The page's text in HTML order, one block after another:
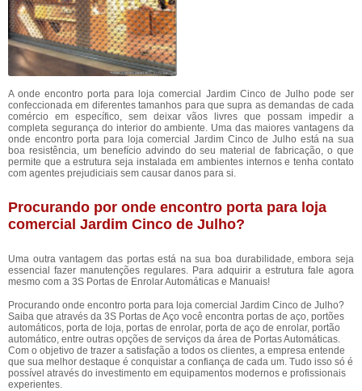
A onde encontro porta para loja comercial Jardim Cinco de Julho pode ser
confeccionada em diferentes tamanhos para que supra as demandas de cada
comércio em específico, sem deixar vãos livres que possam impedir a
completa segurança do interior do ambiente. Uma das maiores vantagens da
onde encontro porta para loja comercial Jardim Cinco de Julho está na sua
boa resistência, um benefício advindo do seu material de fabricação, o que
permite que a estrutura seja instalada em ambientes internos e tenha contato
com agentes prejudiciais sem causar danos para si.
Procurando por onde encontro porta para loja
comercial Jardim Cinco de Julho?
Uma outra vantagem das portas está na sua boa durabilidade, embora seja
essencial fazer manutenções regulares. Para adquirir a estrutura fale agora
mesmo com a 3S Portas de Enrolar Automáticas e Manuais!
Procurando onde encontro porta para loja comercial Jardim Cinco de Julho?
Saiba que através da 3S Portas de Aço você encontra portas de aço, portões
automáticos, porta de loja, portas de enrolar, porta de aço de enrolar, portão
automático, entre outras opções de serviços da área de Portas Automáticas.
Com o objetivo de trazer a satisfação a todos os clientes, a empresa entende
que sua melhor destaque é conquistar a confiança de cada um. Tudo isso só é
possível através do investimento em equipamentos modernos e profissionais
experientes.